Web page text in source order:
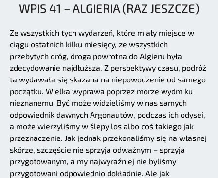
WPIS 41 – ALGIERIA (RAZ JESZCZE)
Ze wszystkich tych wydarzeń, które miały miejsce w
ciągu ostatnich kilku miesięcy, ze wszystkich
przebytych dróg, droga powrotna do Algieru była
zdecydowanie najdłuższa. Z perspektywy czasu, podróż
ta wydawała się skazana na niepowodzenie od samego
początku. Wielka wyprawa poprzez morze wydm ku
nieznanemu. Być może widzieliśmy w nas samych
odpowiednik dawnych Argonautów, podczas ich odysei,
a może wierzyliśmy w ślepy los albo coś takiego jak
przeznaczenie. Jak jednak przekonaliśmy się na własnej
skórze, szczęście nie sprzyja odważnym – sprzyja
przygotowanym, a my najwyraźniej nie byliśmy
przygotowani odpowiednio dokładnie. Ale jak